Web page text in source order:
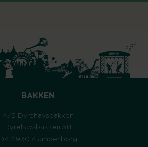
BAKKEN
A/S Dyrehavsbakken
Dyrehavsbakken 51.1
DK-2930 Klampenborg